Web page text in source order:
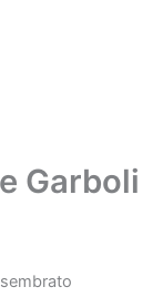
Garboli